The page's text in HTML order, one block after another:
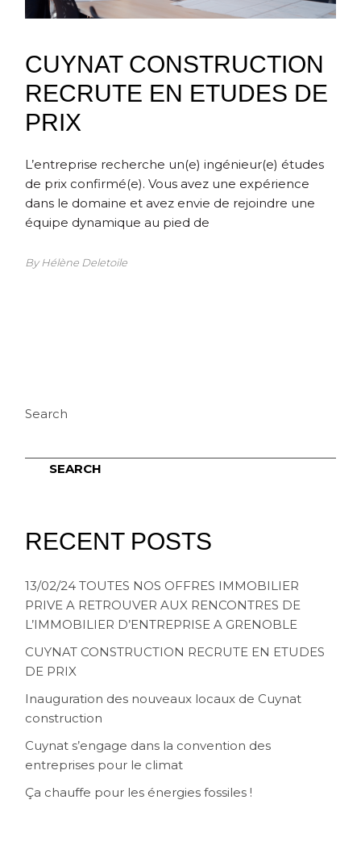
CUYNAT CONSTRUCTION
RECRUTE EN ETUDES DE
PRIX
L’entreprise recherche un(e) ingénieur(e) études
de prix confirmé(e). Vous avez une expérience
dans le domaine et avez envie de rejoindre une
équipe dynamique au pied de
By Hélène Deletoile
Search
SEARCH
RECENT POSTS
13/02/24 TOUTES NOS OFFRES IMMOBILIER
PRIVE A RETROUVER AUX RENCONTRES DE
L’IMMOBILIER D’ENTREPRISE A GRENOBLE
CUYNAT CONSTRUCTION RECRUTE EN ETUDES
DE PRIX
Inauguration des nouveaux locaux de Cuynat
construction
Cuynat s’engage dans la convention des
entreprises pour le climat
Ça chauffe pour les énergies fossiles !